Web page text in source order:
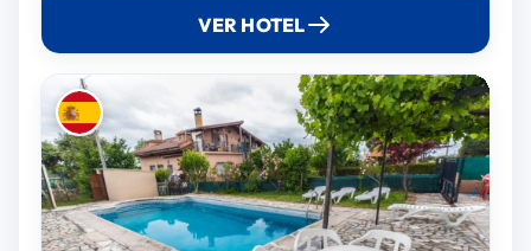
VER HOTEL